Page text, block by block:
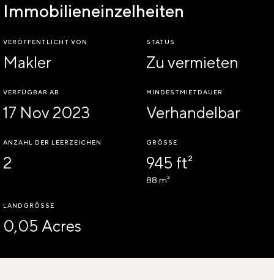
Immobilieneinzelheiten
VERÖFFENTLICHT VON
Makler
STATUS
Zu vermieten
VERFÜGBAR AB
17 Nov 2023
MINDESTMIETDAUER
Verhandelbar
ANZAHL DER LEERZEICHEN
2
GRÖSSE
945 ft²
88 m²
LANDGRÖSSE
0,05 Acres